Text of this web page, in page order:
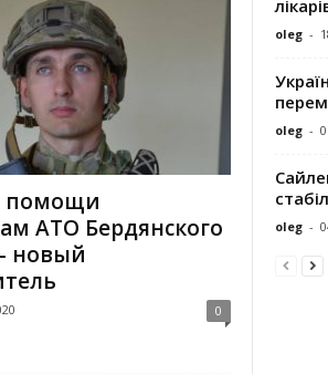
помощи
АТО Бердянского
новый
0
oleg -
oleg -
oleg -